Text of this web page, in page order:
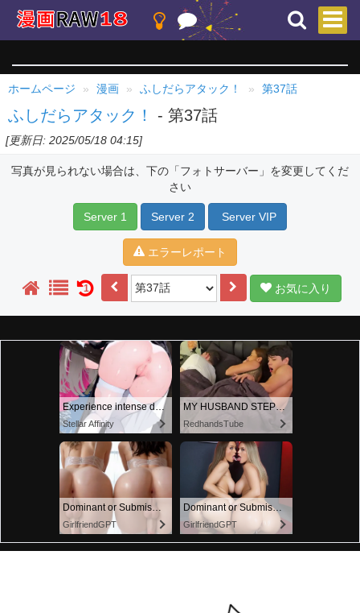
ホームページ 漫画 ふしだらアタック！ 第37話
ふしだらアタック！ - 第37話
[更新日: 2025/05/18 04:15]
写真が見られない場合は、下の「フォトサーバー」を変更してくだ
さい
Server 1 Server 2 Server VIP
エラーレポート
1 お気に入り